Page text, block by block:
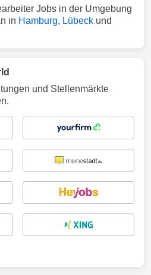
Jobs in der Umgebung
in Hamburg, Lübeck und
und Stellenmärkte